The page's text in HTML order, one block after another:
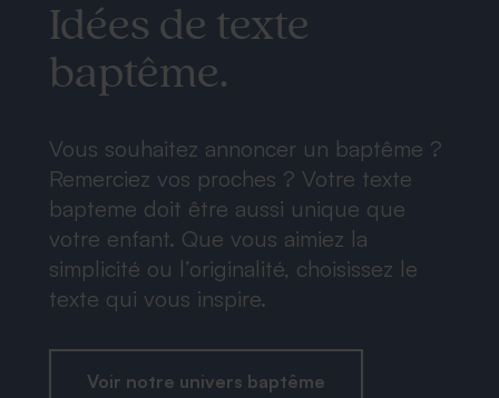
Idées de texte
baptême.
Vous souhaitez annoncer un baptême ?
Remerciez vos proches ? Votre texte
bapteme doit être aussi unique que
votre enfant. Que vous aimiez la
simplicité ou l’originalité, choisissez le
texte qui vous inspire.
Voir notre univers baptême